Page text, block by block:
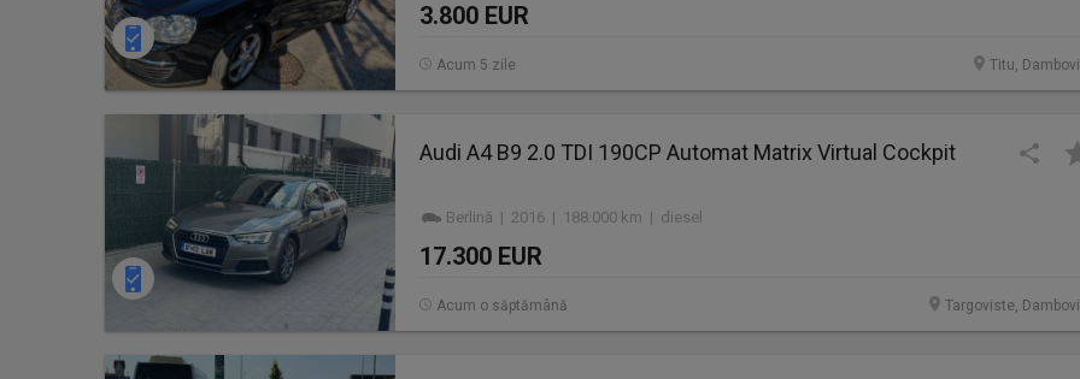
3.800 EUR
Titu,
Acum 5 zile
Audi A4 B9 2.0 TDI 190CP Automat Matrix Virtual Cockpit
Berlină | 2016 | 188.000 km | diesel
17.300 EUR
Targoviste,
Acum o săptămână